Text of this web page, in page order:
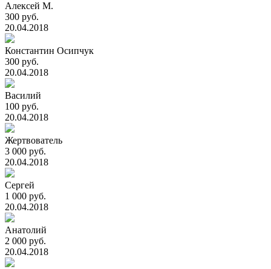
Алексей М.
300 руб.
20.04.2018
Константин Осипчук
300 руб.
20.04.2018
Василий
100 руб.
20.04.2018
Жертвователь
3 000 руб.
20.04.2018
Сергей
1 000 руб.
20.04.2018
Анатолий
2 000 руб.
20.04.2018